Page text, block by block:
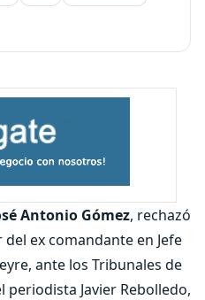
Antonio Gómez, rechazó
ex comandante en Jefe
ante los Tribunales de
periodista Javier Rebolledo,